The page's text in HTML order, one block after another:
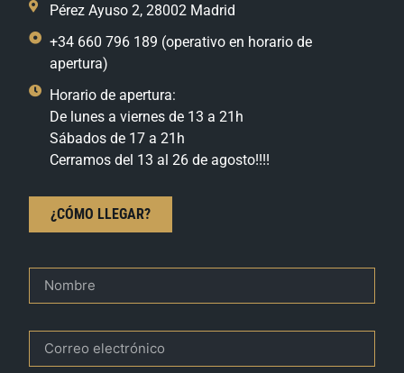
Pérez Ayuso 2, 28002 Madrid
+34 660 796 189 (operativo en horario de
apertura)
Horario de apertura:
De lunes a viernes de 13 a 21h
Sábados de 17 a 21h
Cerramos del 13 al 26 de agosto!!!!
¿CÓMO LLEGAR?